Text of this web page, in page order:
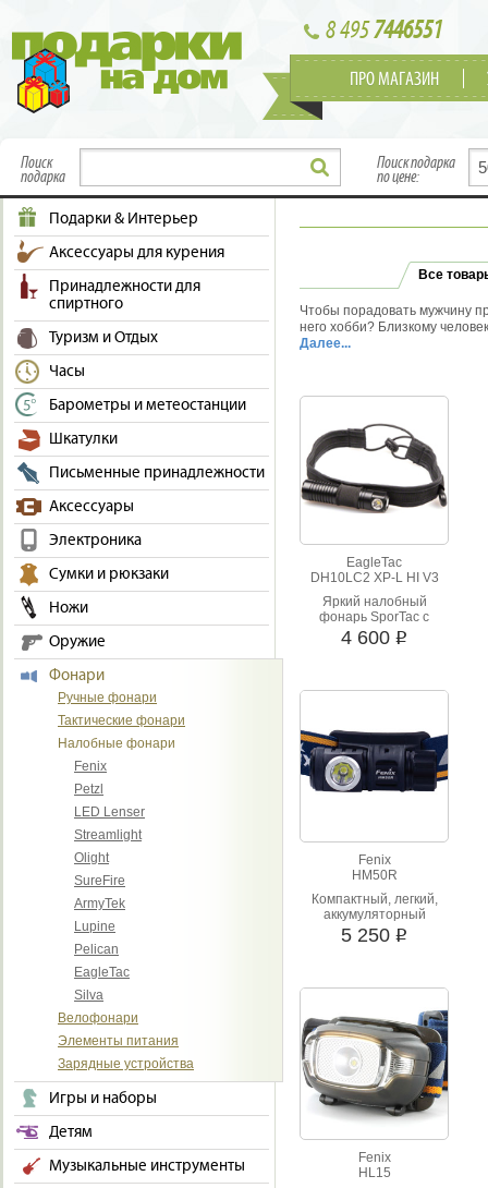
8 4957446551
ПРО МАГАЗИН
Поиск
подарка
Поиск подарка
по цене:
Подарки & Интерьер
Аксессуары для курения
Принадлежности для
спиртного
Туризм и Отдых
Часы
Барометры и метеостанции
Шкатулки
Письменные принадлежности
Аксессуары
Электроника
Сумки и рюкзаки
Ножи
Оружие
Фонари
Ручные фонари
Тактические фонари
Налобные фонари
Fenix
Petzl
LED Lenser
Streamlight
Olight
SureFire
ArmyTek
Lupine
Pelican
EagleTac
Silva
Велофонари
Элементы питания
Зарядные устройства
Игры и наборы
Детям
Музыкальные инструменты
Все
Чтобы порадовать мужчину
него хобби? Близкому
или нужно, вещь, которая не
различном ценовом
отечественных торговых
Fenix из Китая, которые
Среди огромного
всем вашим требованиям.
широкий ассортимент и
Далее...
EagleTac
DH10LC2 XP-L HI V3
Яркий налобный
фонарь SporTac с
широким заливным
светом. Питание от
4 600 i
Fenix
HM50R
Компактный, легкий,
аккумуляторный
налобный фонарик.
Micro USB разъем для
водонепроницаем.
5 250 i
Fenix
HL15